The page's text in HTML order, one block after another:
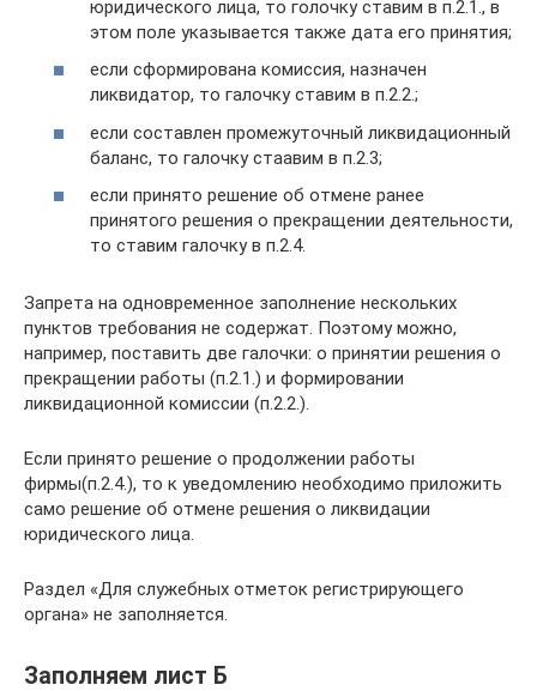
юридического лица, то голочку ставим в п.2.1., в
этом поле указывается также дата его принятия;
если сформирована комиссия, назначен
ликвидатор, то галочку ставим в п.2.2.;
если составлен промежуточный ликвидационный
баланс, то галочку стаавим в п.2.3;
если принято решение об отмене ранее
принятого решения о прекращении деятельности,
то ставим галочку в п.2.4.
Запрета на одновременное заполнение нескольких
пунктов требования не содержат. Поэтому можно,
например, поставить две галочки: о принятии решения о
прекращении работы (п.2.1.) и формировании
ликвидационной комиссии (п.2.2.).
Если принято решение о продолжении работы
фирмы(п.2.4.), то к уведомлению необходимо приложить
само решение об отмене решения о ликвидации
юридического лица.
Раздел «Для служебных отметок регистрирующего
органа» не заполняется.
Заполняем лист Б